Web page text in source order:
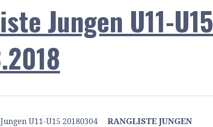
Jungen U11-U15
RANGLISTE JUNGEN